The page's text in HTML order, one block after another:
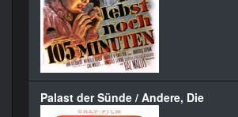
Palast der Sünde / Andere, Die